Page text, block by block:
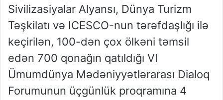
Sivilizasiyalar Alyansı, Dünya Turizm
Təşkilatı və ICESCO-nun tərəfdaşlığı ilə
keçirilən, 100-dən çox ölkəni təmsil
edən 700 qonağın qatıldığı VI
Ümumdünya Mədəniyyətlərarası Dialoq
Forumunun üçgünlük proqramına 4